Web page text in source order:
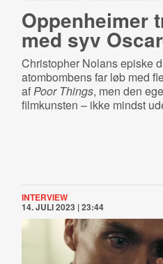
Oppenheimer
med syv
Christopher Nolans episke
atombombens far løb med
afPoor Things, men den
filmkunsten – ikke mindst
INTERVIEW
14. JULI 2023 | 23:44